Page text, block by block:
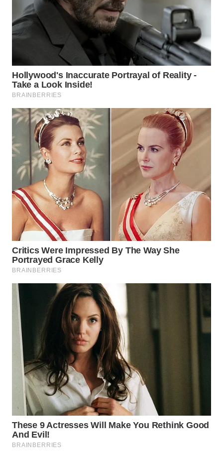
WN
LIKUPANG
LABUANBAJO
WN
BORNEO
Wahana
Media
Group
WAHANA
NEWS
WAHANA
TANI
WAHANA
ADVOKAT
WAHANA
KONSUMEN
WAHANA
LISTRIK
WAHANA
TRAVEL
WAHANA
TV